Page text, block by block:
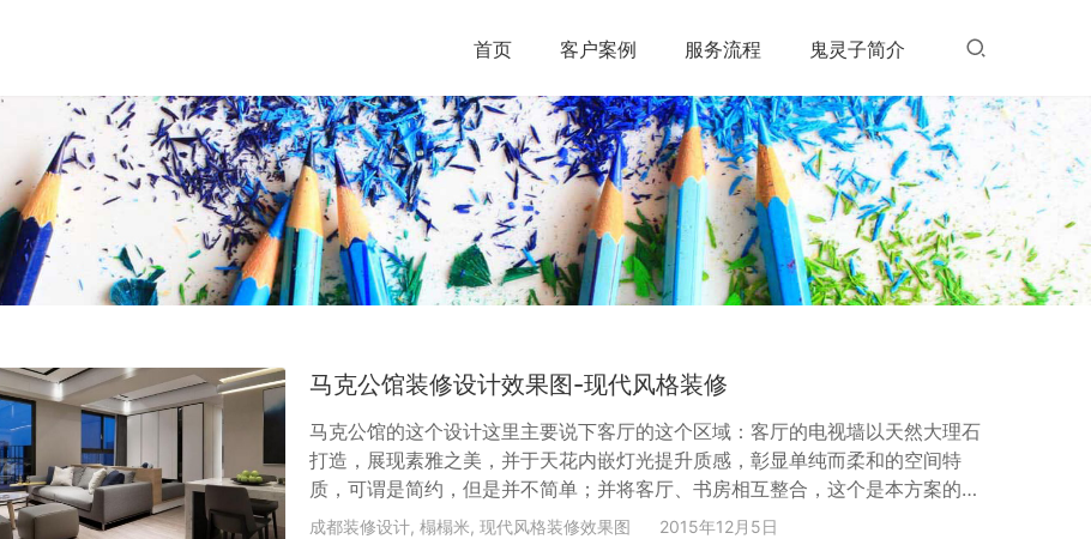
首页 客户案例 服务流程 鬼灵子简介
马克公馆装修设计效果图-现代风格装修
马克公馆的这个设计这里主要说下客厅的这个区域：客厅的电视墙以天然大理石
打造，展现素雅之美，并于天花内嵌灯光提升质感，彰显单纯而柔和的空间特
质，可谓是简约，但是并不简单；并将客厅、书房相互整合，这个是本方案的重
点，形成开放场域，仅以沙发与卧榻界定彼此，卧榻底座及书房背牆则融入一定
成都装修设计, 榻榻米, 现代风格装修效果图 2015年12月5日